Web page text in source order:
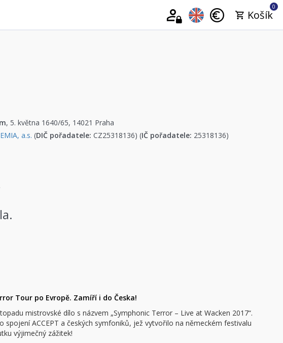
0
Košík
, 5. května 1640/65, 14021 Praha
a.s. (DIČ pořadatele: CZ25318136) (IČ pořadatele: 25318136)
Tour po Evropě. Zamíří i do Česka!
mistrovské dílo s názvem „Symphonic Terror – Live at Wacken 2017“.
spojení ACCEPT a českých symfoniků, jež vytvořilo na německém festivalu
výjimečný zážitek!